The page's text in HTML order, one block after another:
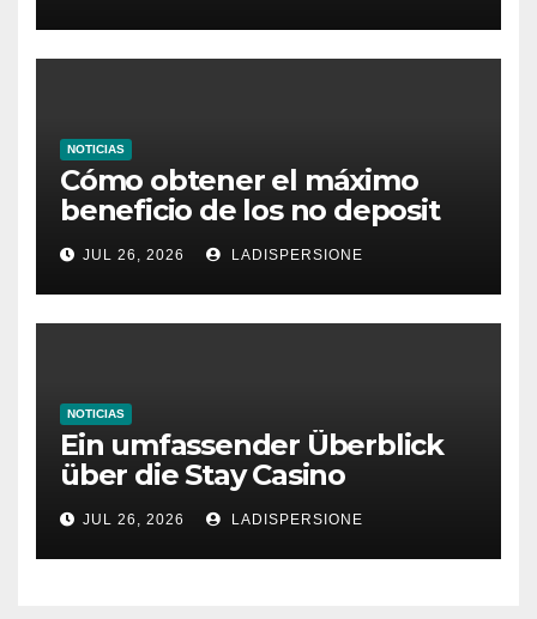
NOTICIAS
Cómo obtener el máximo
beneficio de los no deposit
bonus codes de roby casino
JUL 26, 2026 LADISPERSIONE
NOTICIAS
Ein umfassender Überblick
über die Stay Casino
Bonusbedingungen
JUL 26, 2026 LADISPERSIONE